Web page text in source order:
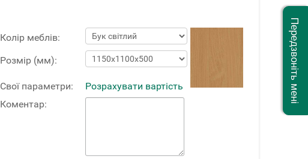
Колір меблів:
Розмір (мм):
Свої параметри:
Розрахувати вартість
Коментар:
Передзвоніть мені